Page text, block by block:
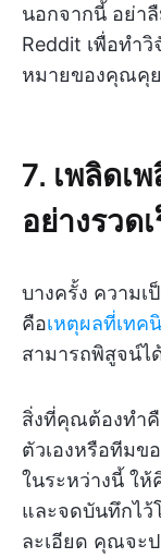
นอกจากนี้ อย่า
Reddit เพื่อทำ
หมายของคุณคุย
7. เพลิดเ
อย่างรวด
บางครั้ง ความ
คือเหตุผลที่เทค
สามารถพิสูจน์
สิ่งที่คุณต้องทำคื
ตัวเองหรือทีมข
ในระหว่างนี้ ให้
และจดบันทึกไว้
ละเอียด คุณจะ